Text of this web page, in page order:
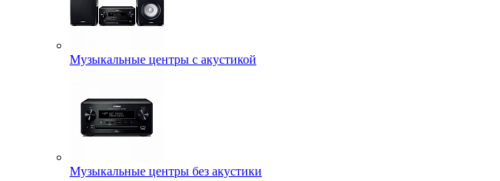
Музыкальные центры с акустикой
Музыкальные центры без акустики